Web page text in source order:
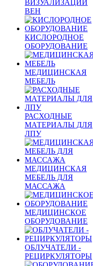
ВИЗУАЛИЗАЦИИ
ВЕН
КИСЛОРОДНОЕ
ОБОРУДОВАНИЕ
МЕДИЦИНСКАЯ
МЕБЕЛЬ
РАСХОДНЫЕ
МАТЕРИАЛЫ ДЛЯ
ЛПУ
МЕДИЦИНСКАЯ
МЕБЕЛЬ ДЛЯ
МАССАЖА
МЕДИЦИНСКОЕ
ОБОРУДОВАНИЕ
ОБЛУЧАТЕЛИ -
РЕЦИРКУЛЯТОРЫ